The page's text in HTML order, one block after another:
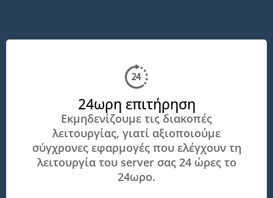
24ωρη επιτήρηση
Εκμηδενίζουμε τις διακοπές
λειτουργίας, γιατί αξιοποιούμε
σύγχρονες εφαρμογές που ελέγχουν τη
λειτουργία του server σας 24 ώρες το
24ωρο.